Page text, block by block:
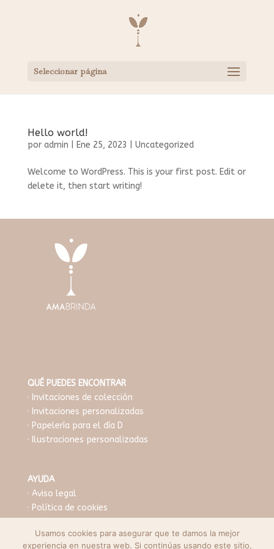
Seleccionar página
Hello world!
por admin Ene 25, 2023 Uncategorized
Welcome to WordPress. This is your first post. Edit or
delete it, then start writing!
QUÉ PUEDES ENCONTRAR
· Invitaciones de colección
· Invitaciones personalizadas
· Papelería para el día D
· Ilustraciones personalizadas
AYUDA
· Aviso legal
· Política de cookies
Condiciones de venta
Usamos cookies para asegurar que te damos la mejor
experiencia en nuestra web. Si continúas usando este sitio,